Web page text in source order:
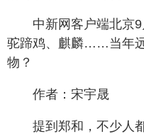
中新网客户端北京
驼蹄鸡、麒麟……当年
物？
作者：宋宇晟
提到郑和，不少人